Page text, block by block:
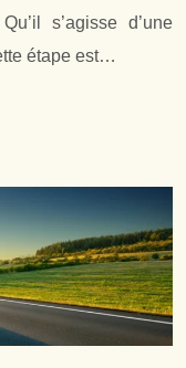
s’agisse d’une
étape est…